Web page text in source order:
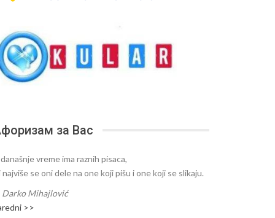
за Вас
vreme ima raznih pisaca,
najviše se oni dele na one koji pišu i one koji se slikaju.
Darko Mihajlović
>>